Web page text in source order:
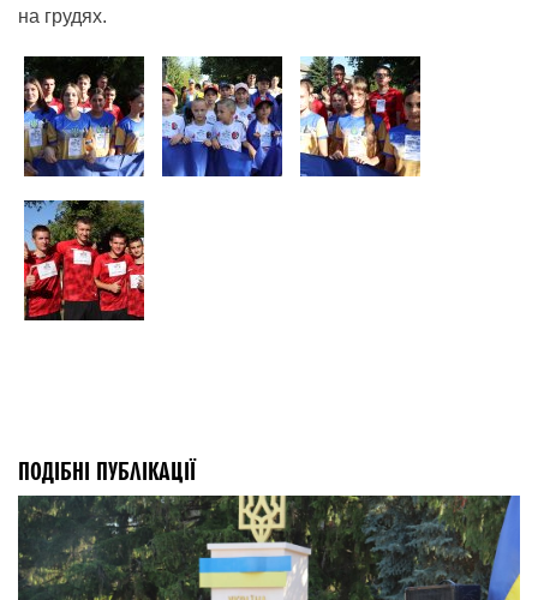
на грудях.
ПОДІБНІ ПУБЛІКАЦІЇ